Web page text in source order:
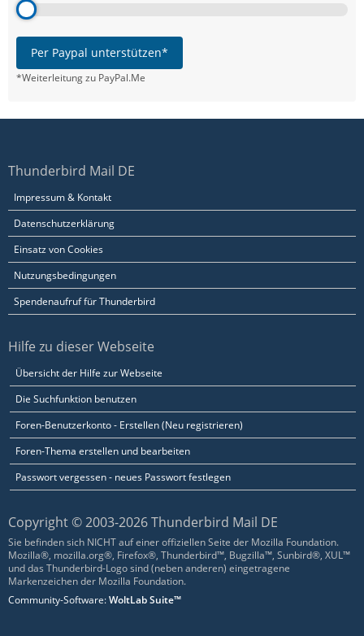
Per Paypal unterstützen*
*Weiterleitung zu PayPal.Me
Thunderbird Mail DE
Impressum & Kontakt
Datenschutzerklärung
Einsatz von Cookies
Nutzungsbedingungen
Spendenaufruf für Thunderbird
Hilfe zu dieser Webseite
Übersicht der Hilfe zur Webseite
Die Suchfunktion benutzen
Foren-Benutzerkonto - Erstellen (Neu registrieren)
Foren-Thema erstellen und bearbeiten
Passwort vergessen - neues Passwort festlegen
Copyright © 2003-2026 Thunderbird Mail DE
Sie befinden sich NICHT auf einer offiziellen Seite der Mozilla Foundation.
Mozilla®, mozilla.org®, Firefox®, Thunderbird™, Bugzilla™, Sunbird®, XUL™
und das Thunderbird-Logo sind (neben anderen) eingetragene
Markenzeichen der Mozilla Foundation.
Community-Software:WoltLab Suite™